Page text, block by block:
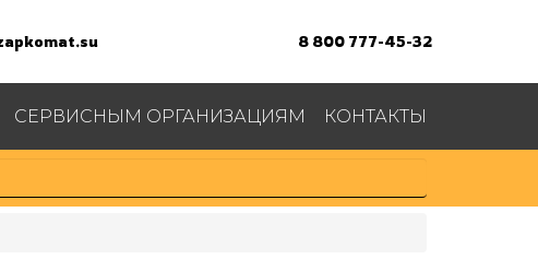
8 800 777-45-32
СЕРВИСНЫМ ОРГАНИЗАЦИЯМ КОНТАКТЫ